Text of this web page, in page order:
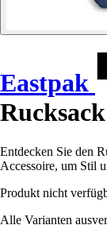
Eastpak
Entdecken Sie den
Accessoire, um Stil
Produkt nicht
Alle Varianten